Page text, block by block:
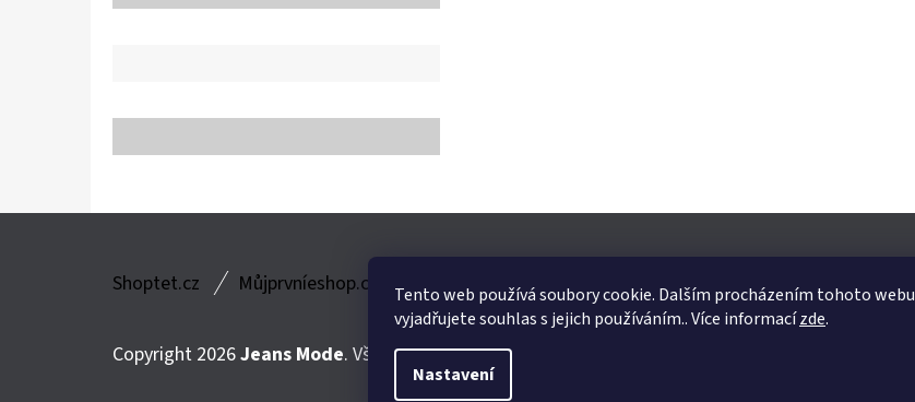
Tento web používá soubory cookie. Dalším procházením tohoto webu
vyjadřujete souhlas s jejich používáním.. Více informacízde.
Nastavení
Shoptet.cz
Můjprvníeshop.cz
Copyright 2026Jeans Mode. Všechna práva vyhrazena.